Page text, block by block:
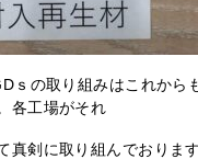
ｓの取り組みはこれから
各工場がそれ
真剣に取り組んでおりま